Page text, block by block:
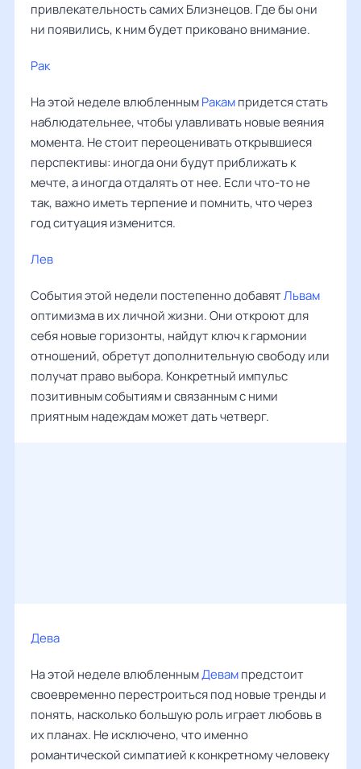
привлекательность самих Близнецов. Где бы они
ни появились, к ним будет приковано внимание.
Рак‌‌
На этой неделе влюбленнымРакампридется стать
наблюдательнее, чтобы улавливать новые веяния
момента. Не стоит переоценивать открывшиеся
перспективы: иногда они будут приближать к
мечте, а иногда отдалять от нее. Если что-то не
так, важно иметь терпение и помнить, что через
год ситуация изменится.
Лев
События этой недели постепенно добавятЛьвам
оптимизма в их личной жизни. Они откроют для
себя новые горизонты, найдут ключ к гармонии
отношений, обретут дополнительную свободу или
получат право выбора. Конкретный импульс
позитивным событиям и связанным с ними
приятным надеждам может дать четверг.
Дева
На этой неделе влюбленнымДевампредстоит
своевременно перестроиться под новые тренды и
понять, насколько большую роль играет любовь в
их планах. Не исключено, что именно
романтической симпатией к конкретному человеку